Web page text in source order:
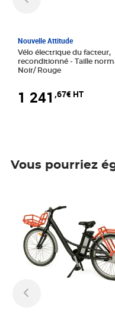
Nouvelle Attitude
Vélo électrique du facteur,
reconditionné - Taille normale -
Noir/ Rouge
1 241 ,67€ HT
Vous pourriez